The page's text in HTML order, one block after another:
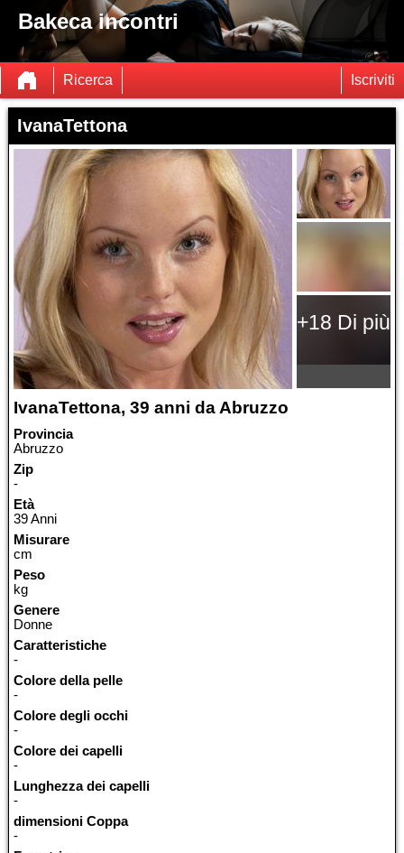
Bakeca incontri
Ricerca Iscriviti
IvanaTettona
+18 Di più
IvanaTettona, 39 anni da Abruzzo
Provincia
Abruzzo
Zip
-
Età
39 Anni
Misurare
cm
Peso
kg
Genere
Donne
Caratteristiche
-
Colore della pelle
-
Colore degli occhi
-
Colore dei capelli
-
Lunghezza dei capelli
-
dimensioni Coppa
-